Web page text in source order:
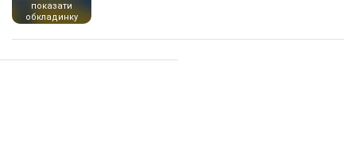
показати
обкладинку